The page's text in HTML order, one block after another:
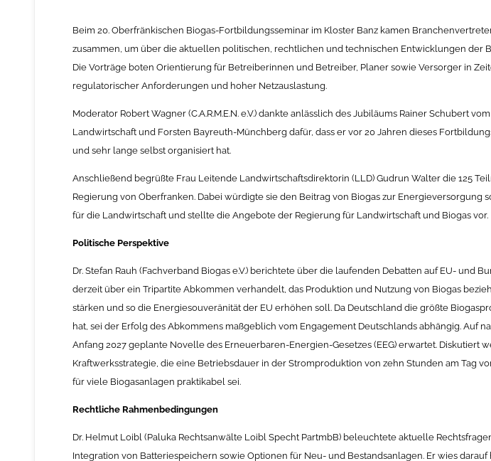
Beim 20. Oberfränkischen Biogas-Fortbildungsseminar im Kloster Banz kamen
zusammen, um über die aktuellen politischen, rechtlichen und technischen Entwicklungen der
Die Vorträge boten Orientierung für Betreiberinnen und Betreiber, Planer sowie Versorger in
regulatorischer Anforderungen und hoher Netzauslastung.
Moderator Robert Wagner (C.A.R.M.E.N. e.V.) dankte anlässlich des Jubiläums Rainer Schubert
Landwirtschaft und Forsten Bayreuth-Münchberg dafür, dass er vor 20 Jahren dieses
und sehr lange selbst organisiert hat.
Anschließend begrüßte Frau Leitende Landwirtschaftsdirektorin (LLD) Gudrun Walter die 125
Regierung von Oberfranken. Dabei würdigte sie den Beitrag von Biogas zur Energieversorgung
für die Landwirtschaft und stellte die Angebote der Regierung für Landwirtschaft und Biogas vor.
Politische Perspektive
Dr. Stefan Rauh (Fachverband Biogas e.V.) berichtete über die laufenden Debatten auf EU- und
derzeit über ein Tripartite Abkommen verhandelt, das Produktion und Nutzung von Biogas
stärken und so die Energiesouveränität der EU erhöhen soll. Da Deutschland die größte
hat, sei der Erfolg des Abkommens maßgeblich vom Engagement Deutschlands abhängig. Auf
Anfang 2027 geplante Novelle des Erneuerbaren-Energien-Gesetzes (EEG) erwartet. Diskutiert
Kraftwerksstrategie, die eine Betriebsdauer in der Stromproduktion von zehn Stunden am Tag
für viele Biogasanlagen praktikabel sei.
Rechtliche Rahmenbedingungen
Dr. Helmut Loibl (Paluka Rechtsanwälte Loibl Specht PartmbB) beleuchtete aktuelle
Integration von Batteriespeichern sowie Optionen für Neu- und Bestandsanlagen. Er wies darauf